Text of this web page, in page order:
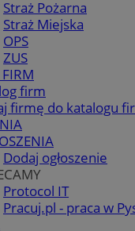
Straż Pożarna
Straż Miejska
OPS
ZUS
firm
firmę do katalogu
Dodaj ogłoszenie
Protocol IT
Pracuj.pl - praca w